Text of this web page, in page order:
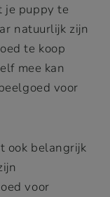
je puppy te
natuurlijk zijn
te koop
mee kan
voor
ook belangrijk
voor